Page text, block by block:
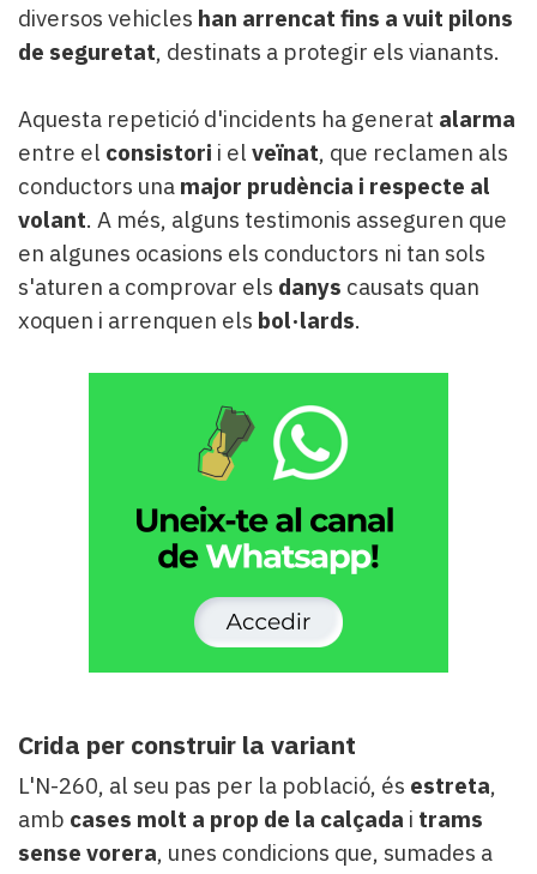
diversos vehicles han arrencat fins a vuit pilons
de seguretat, destinats a protegir els vianants.
Aquesta repetició d'incidents ha generat alarma
entre el consistori i el veïnat, que reclamen als
conductors una major prudència i respecte al
volant. A més, alguns testimonis asseguren que
en algunes ocasions els conductors ni tan sols
s'aturen a comprovar els danys causats quan
xoquen i arrenquen els bol·lards.
Crida per construir la variant
L'N-260, al seu pas per la població, és estreta,
amb cases molt a prop de la calçada i trams
sense vorera, unes condicions que, sumades a